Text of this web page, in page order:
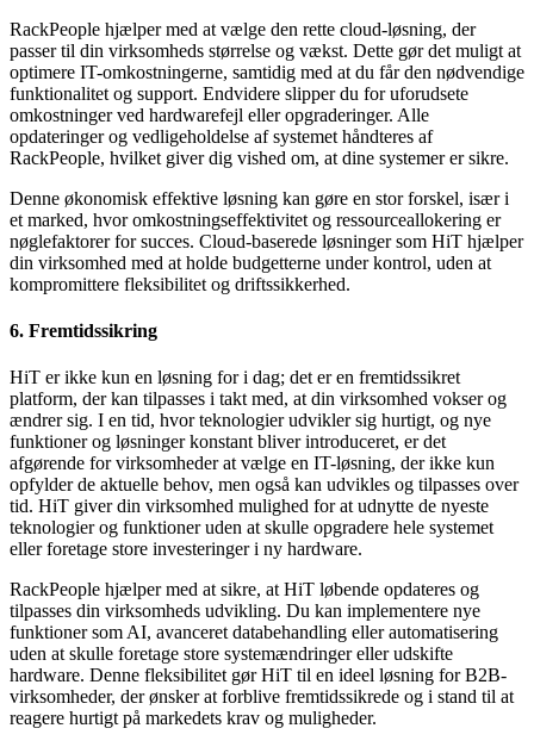
RackPeople hjælper med at vælge den rette cloud-løsning, der
passer til din virksomheds størrelse og vækst. Dette gør det muligt at
optimere IT-omkostningerne, samtidig med at du får den nødvendige
funktionalitet og support. Endvidere slipper du for uforudsete
omkostninger ved hardwarefejl eller opgraderinger. Alle
opdateringer og vedligeholdelse af systemet håndteres af
RackPeople, hvilket giver dig vished om, at dine systemer er sikre.
Denne økonomisk effektive løsning kan gøre en stor forskel, især i
et marked, hvor omkostningseffektivitet og ressourceallokering er
nøglefaktorer for succes. Cloud-baserede løsninger som HiT hjælper
din virksomhed med at holde budgetterne under kontrol, uden at
kompromittere fleksibilitet og driftssikkerhed.
6. Fremtidssikring
HiT er ikke kun en løsning for i dag; det er en fremtidssikret
platform, der kan tilpasses i takt med, at din virksomhed vokser og
ændrer sig. I en tid, hvor teknologier udvikler sig hurtigt, og nye
funktioner og løsninger konstant bliver introduceret, er det
afgørende for virksomheder at vælge en IT-løsning, der ikke kun
opfylder de aktuelle behov, men også kan udvikles og tilpasses over
tid. HiT giver din virksomhed mulighed for at udnytte de nyeste
teknologier og funktioner uden at skulle opgradere hele systemet
eller foretage store investeringer i ny hardware.
RackPeople hjælper med at sikre, at HiT løbende opdateres og
tilpasses din virksomheds udvikling. Du kan implementere nye
funktioner som AI, avanceret databehandling eller automatisering
uden at skulle foretage store systemændringer eller udskifte
hardware. Denne fleksibilitet gør HiT til en ideel løsning for B2B-
virksomheder, der ønsker at forblive fremtidssikrede og i stand til at
reagere hurtigt på markedets krav og muligheder.